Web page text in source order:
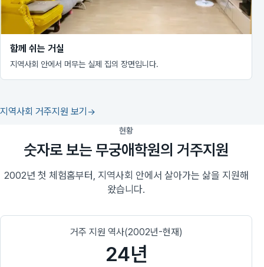
함께 쉬는 거실
지역사회 안에서 머무는 실제 집의 장면입니다.
지역사회 거주지원 보기
현황
숫자로 보는 무궁애학원의 거주지원
2002년 첫 체험홈부터, 지역사회 안에서 살아가는 삶을 지원해
왔습니다.
거주 지원 역사(2002년-현재)
24년